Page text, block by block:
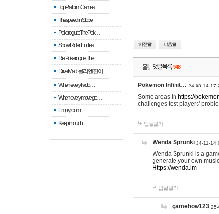
Top Platform Games…
The speed in Slope
Pokerogue: The Pok…
Snow Rider: Endles…
Re: Pokerogue: The…
Drive Mad: 물리 엔진이 …
When every fractio…
When every move ge…
Empty room
Keep in touch
댓글목록948
Pokemon Infinit… 24-08-14
Some areas in https://
challenges test players'
답글달기
Wenda Sprunki 24-11-14
Wenda Sprunki is a
generate your own
Https://wenda.im
답글달기
gamehow123 25-